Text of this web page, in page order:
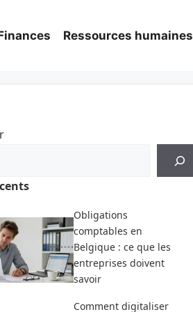
Ressources humaines
Obligations
comptables en
Belgique : ce que les
entreprises doivent
savoir
Comment digitaliser